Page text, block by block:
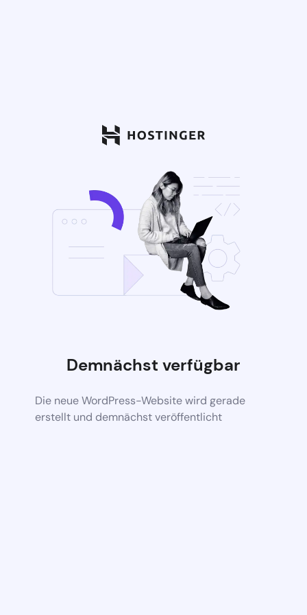
Demnächst verfügbar
Die neue WordPress-Website wird gerade
erstellt und demnächst veröffentlicht